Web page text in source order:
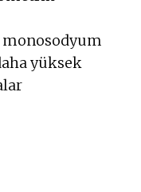
yüksek